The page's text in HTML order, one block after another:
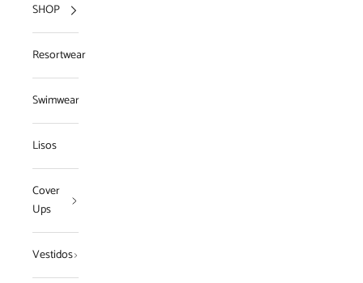
SHOP
Resortwear
Swimwear
Lisos
Cover
Ups
Vestidos